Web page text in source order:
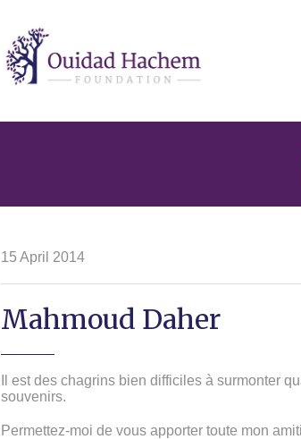
Ouidad
Hachem
15 April 2014
Mahmoud Daher
Il est des chagrins bien difficiles à surmonter
souvenirs.
Permettez-moi de vous apporter toute mon